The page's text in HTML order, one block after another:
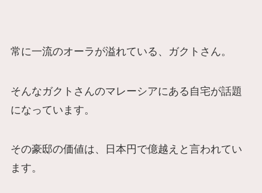
常に一流のオーラが溢れている、ガクトさん。
そんなガクトさんのマレーシアにある自宅が話題
になっています。
その豪邸の価値は、日本円で億越えと言われてい
ます。